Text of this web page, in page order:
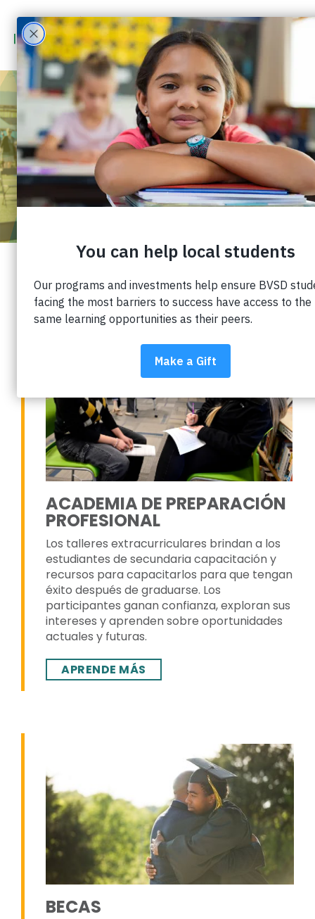
PREPARACIÓN
UNIVERSITARIA Y
PROFESIONAL
EMPODERANDO A LOS
GRADUADOS DE BVSD
ACADEMIA DE PREPARACIÓN
PROFESIONAL
Los talleres extracurriculares brindan a los
estudiantes de secundaria capacitación y
recursos para capacitarlos para que tengan
éxito después de graduarse. Los
participantes ganan confianza, exploran sus
intereses y aprenden sobre oportunidades
actuales y futuras.
APRENDE MÁS
BECAS